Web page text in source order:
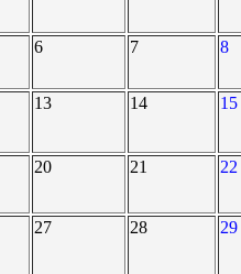
6 7 8
13 14 15
20 21 22
27 28 29